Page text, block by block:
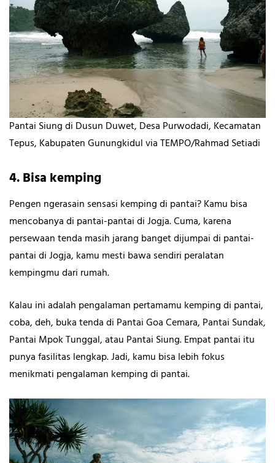
Pantai Siung di Dusun Duwet, Desa Purwodadi, Kecamatan
Tepus, Kabupaten Gunungkidul via TEMPO/Rahmad Setiadi
4. Bisa kemping
Pengen ngerasain sensasi kemping di pantai? Kamu bisa
mencobanya di pantai-pantai di Jogja. Cuma, karena
persewaan tenda masih jarang banget dijumpai di pantai-
pantai di Jogja, kamu mesti bawa sendiri peralatan
kempingmu dari rumah.
Kalau ini adalah pengalaman pertamamu kemping di pantai,
coba, deh, buka tenda di Pantai Goa Cemara, Pantai Sundak,
Pantai Mpok Tunggal, atau Pantai Siung. Empat pantai itu
punya fasilitas lengkap. Jadi, kamu bisa lebih fokus
menikmati pengalaman kemping di pantai.